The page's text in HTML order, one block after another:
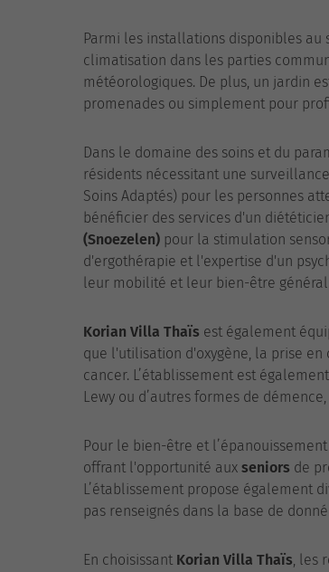
Parmi les installations disponibles au
climatisation dans les parties
météorologiques. De plus, un jardin
promenades ou simplement pour
Dans le domaine des soins et du
résidents nécessitant une
Soins Adaptés) pour les personnes
bénéficier des services d'un
(Snoezelen) pour la stimulation
d'ergothérapie et l'expertise d'un
leur mobilité et leur bien-être général.
Korian Villa Thaïs est également
que l'utilisation d'oxygène, la prise
cancer. L’établissement est
Lewy ou d’autres formes de
Pour le bien-être et
offrant l'opportunité aux seniors de
L’établissement propose également
pas renseignés dans la base de
En choisissant Korian Villa Thaïs, les